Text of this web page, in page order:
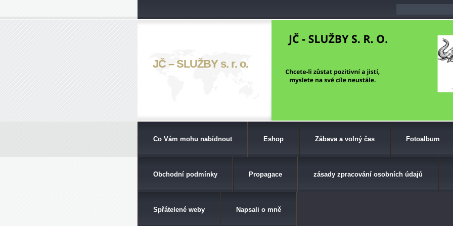
JČ – SLUŽBY s. r. o.
Co Vám mohu nabídnout Eshop Zábava a volný čas Fotoalbum
Obchodní podmínky Propagace zásady zpracování osobních údajů
Spřátelené weby Napsali o mně